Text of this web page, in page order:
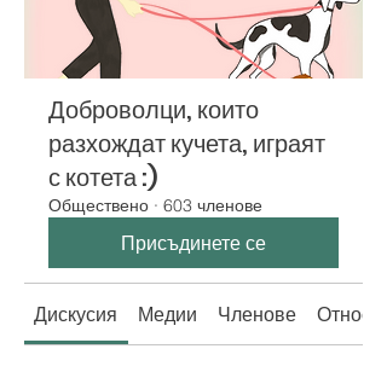
Доброволци, които
разхождат кучета, играят
с котета :)
Обществено · 603 членове
Присъдинете се
Дискусия Медии Членове Относно